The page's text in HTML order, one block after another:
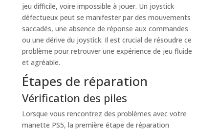
jeu difficile, voire impossible à jouer. Un joystick
défectueux peut se manifester par des mouvements
saccadés, une absence de réponse aux commandes
ou une dérive du joystick. Il est crucial de résoudre ce
problème pour retrouver une expérience de jeu fluide
et agréable.
Étapes de réparation
Vérification des piles
Lorsque vous rencontrez des problèmes avec votre
manette PS5, la première étape de réparation